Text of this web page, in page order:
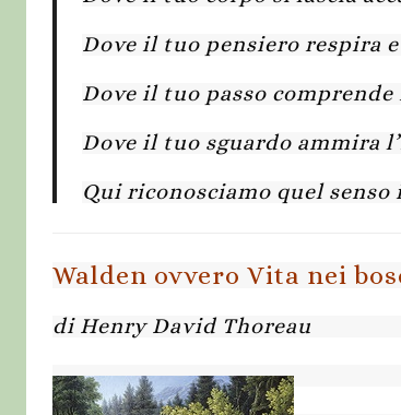
Dove il tuo pensiero respira
Dove il tuo passo
Dove il tuo sguardo ammira
Qui riconosciamo quel
Walden ovvero Vita nei
di Henry David Thoreau